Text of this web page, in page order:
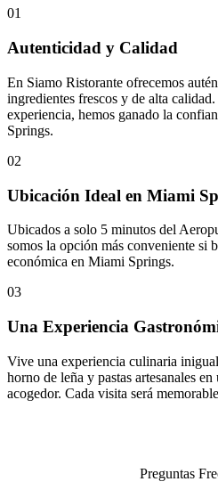
01
Autenticidad y Calidad
En Siamo Ristorante ofrecemos
ingredientes frescos y de alta
experiencia, hemos ganado la
Springs.
02
Ubicación Ideal en Miami
Ubicados a solo 5 minutos del
somos la opción más conveniente si
económica en Miami Springs.
03
Una Experiencia
Vive una experiencia culinaria
horno de leña y pastas artesanales
acogedor. Cada visita será
Preguntas